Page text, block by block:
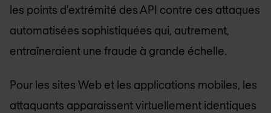
les points d'extrémité des API contre ces attaques
automatisées sophistiquées qui, autrement,
entraîneraient une fraude à grande échelle.
Pour les sites Web et les applications mobiles, les
attaquants apparaissent virtuellement identiques